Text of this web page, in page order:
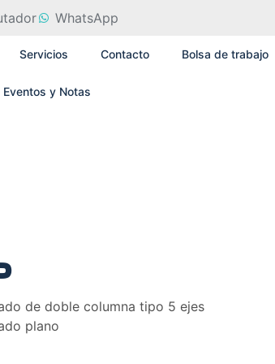
WhatsApp
Servicios Contacto Bolsa de trabajo
Eventos y Notas
de doble columna tipo 5 ejes
plano